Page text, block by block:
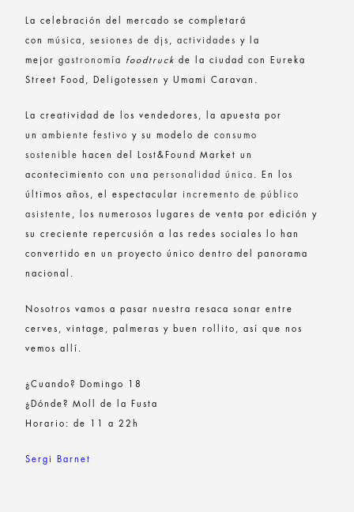
La celebración del mercado se completará
conmúsica ,sesiones de djs ,actividades y la
mejorgastronomía foodtruck de la ciudad con Eureka
Street Food, Deligotessen y Umami Caravan.
La creatividad de los vendedores, la apuesta por
unambiente festivo y su modelo deconsumo
sostenible hacen del Lost&Found Market un
acontecimiento con unapersonalidad única . En los
últimos años, el espectacular incremento de público
asistente , los numerosos lugares de venta por edición y
su creciente repercusión a las redes sociales lo han
convertido en un proyecto único dentro del panorama
nacional.
Nosotros vamos a pasar nuestra resaca sonar entre
cerves, vintage, palmeras y buen rollito, así que nos
vemos allí.
¿Cuando? Domingo 18
¿Dónde? Moll de la Fusta
Horario: de 11 a 22h
Sergi Barnet